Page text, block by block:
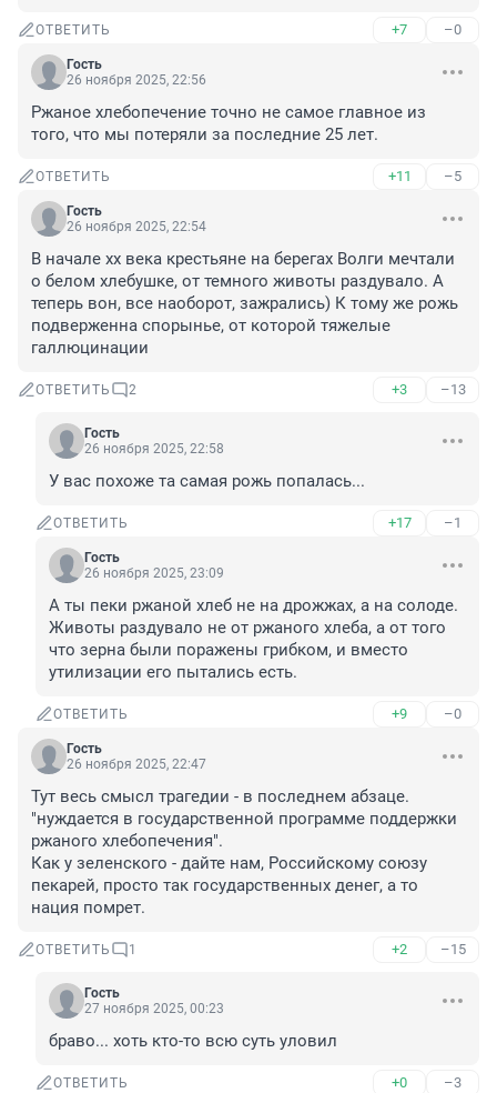
ОТВЕТИТЬ +7 –0
Гость
26 ноября 2025, 22:56
Ржаное хлебопечение точно не самое главное из
того, что мы потеряли за последние 25 лет.
ОТВЕТИТЬ +11 –5
Гость
26 ноября 2025, 22:54
В начале хх века крестьяне на берегах Волги мечтали
о белом хлебушке, от темного животы раздувало. А
теперь вон, все наоборот, зажрались) К тому же рожь
подверженна спорынье, от которой тяжелые
галлюцинации
ОТВЕТИТЬ 2 +3 –13
Гость
26 ноября 2025, 22:58
У вас похоже та самая рожь попалась...
ОТВЕТИТЬ +17 –1
Гость
26 ноября 2025, 23:09
А ты пеки ржаной хлеб не на дрожжах, а на солоде.
Животы раздувало не от ржаного хлеба, а от того
что зерна были поражены грибком, и вместо
утилизации его пытались есть.
ОТВЕТИТЬ +9 –0
Гость
26 ноября 2025, 22:47
Тут весь смысл трагедии - в последнем абзаце.
"нуждается в государственной программе поддержки
ржаного хлебопечения".
Как у зеленского - дайте нам, Российскому союзу
пекарей, просто так государственных денег, а то
нация помрет.
ОТВЕТИТЬ 1 +2 –15
Гость
27 ноября 2025, 00:23
браво... хоть кто-то всю суть уловил
ОТВЕТИТЬ +0 –3